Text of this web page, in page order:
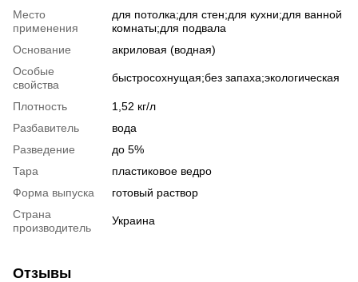
Место
применения
для потолка;для стен;для кухни;для ванной
комнаты;для подвала
Основание
акриловая (водная)
Особые
свойства
быстросохнущая;без запаха;экологическая
Плотность
1,52 кг/л
Разбавитель
вода
Разведение
до 5%
Тара
пластиковое ведро
Форма выпуска
готовый раствор
Страна
производитель
Украина
Отзывы